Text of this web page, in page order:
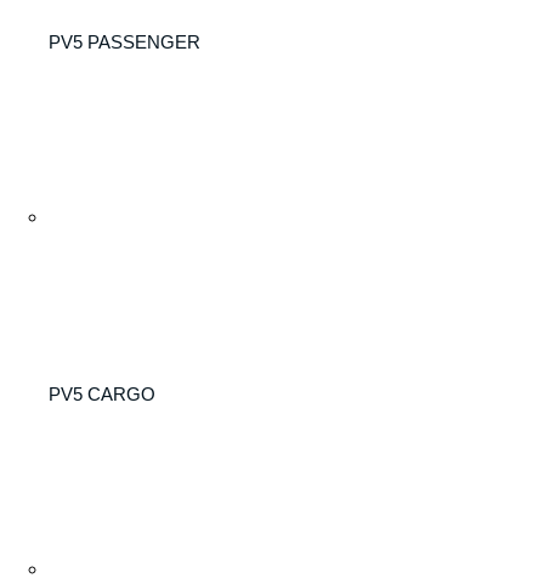
PV5 PASSENGER
PV5 CARGO